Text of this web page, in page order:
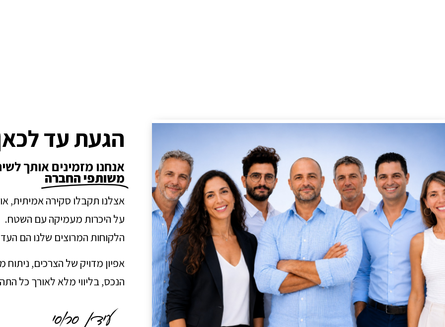
הגעת עד
אנחנו מזמינים אותך
משותפי החברה
אצלנו תקבלו סקירה אמיתית,
על היכרות מעמיקה עם השטח.
הלקוחות המרוצים שלנו הם
אפיון מדויק של הצרכים,
הנכס, בליווי מלא לאורך כל